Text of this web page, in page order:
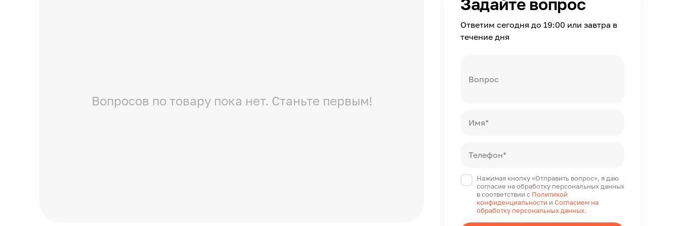
Вопросов по товару пока нет. Станьте первым!
Задайте вопрос
Ответим сегодня до 19:00 или завтра в
течение дня
Вопрос
Имя*
Телефон*
Нажимая кнопку «Отправить вопрос», я даю
согласие на обработку персональных данных
в соответствии с Политикой
конфиденциальности и Согласием на
обработку персональных данных.